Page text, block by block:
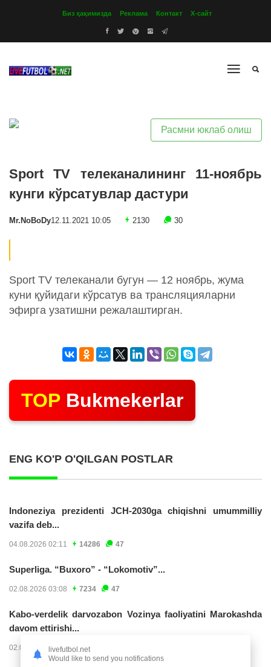
Биз ҳақимизда Реклама Контакт Х-сайт
Расмни юклаб олиш
Sport TV телеканалининг 11-ноябрь
кунги кўрсатувлар дастури
Mr.NoBoDy12.11.2021 10:05 2130 30
Sport TV телеканали бугун — 12 ноябрь, жума
куни қуйидаги кўрсатув ва трансляцияларни
эфирга узатишни режалаштирган.
TOP Bukmekerlar
ENG KO'P O'QILGAN POSTLAR
Indoneziya prezidenti JCH-2030ga chiqishni umummilliy
vazifa deb...
04.08.2026 02:11 14286 47
Superliga. “Buxoro” - “Lokomotiv”...
02.08.2026 03:08 7234 47
Kabo-verdelik darvozabon Vozinya faoliyatini Marokashda
davom ettirishi...
02.08.2026 01:08 3984
livefutbol.net
Would like to send you notifications